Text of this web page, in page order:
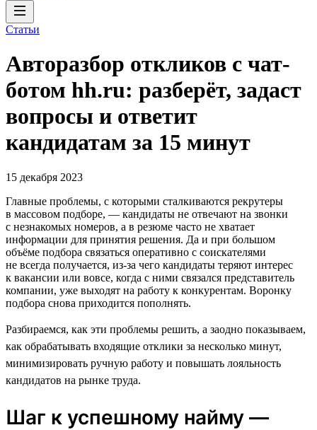
Статьи
Авторазбор откликов с чат-
ботом hh.ru: разберёт, задаст
вопросы и ответит
кандидатам за 15 минут
15 декабря 2023
Главные проблемы, с которыми сталкиваются рекрутеры
в массовом подборе, — кандидаты не отвечают на звонки
с незнакомых номеров, а в резюме часто не хватает
информации для принятия решения. Да и при большом
объёме подбора связаться оперативно с соискателями
не всегда получается, из-за чего кандидаты теряют интерес
к вакансии или вовсе, когда с ними связался представитель
компании, уже выходят на работу к конкурентам. Воронку
подбора снова приходится пополнять.
Разбираемся, как эти проблемы решить, а заодно показываем,
как обрабатывать входящие отклики за несколько минут,
минимизировать ручную работу и повышать лояльность
кандидатов на рынке труда.
Шаг к успешному найму —